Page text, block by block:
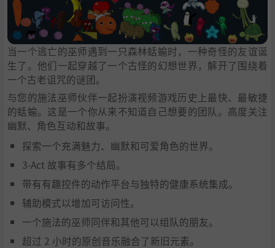
当一个逃亡的巫师遇到一只森林蛞蝓时，一种奇怪的友谊诞
生了。他们一起穿越了一个古怪的幻想世界，解开了围绕着
一个古老诅咒的谜团。
与您的施法巫师伙伴一起扮演视频游戏历史上最快、最敏捷
的蛞蝓。这是一个你从来不知道自己想要的团队。高度关注
幽默、角色互动和故事。
探索一个充满魅力、幽默和可爱角色的世界。
3-Act 故事有多个结局。
带有有趣控件的动作平台与独特的健康系统集成。
辅助模式以增加可访问性。
一个施法的巫师同伴和其他可以组队的朋友。
超过 2 小时的原创音乐融合了新旧元素。